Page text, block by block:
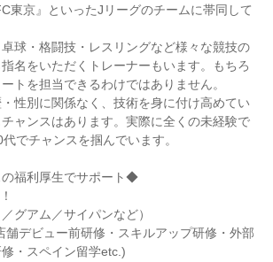
東京』といったJリーグのチームに帯同して
球・格闘技・レスリングなど様々な競技の
名をいただくトレーナーもいます。もちろ
トを担当できるわけではありません。
性別に関係なく、技術を身に付け高めてい
ャンスはあります。実際に全くの未経験で
でチャンスを掴んでいます。
福利厚生でサポート◆
グアム／サイパンなど）
舗デビュー前研修・スキルアップ研修・外部
・スペイン留学etc.)